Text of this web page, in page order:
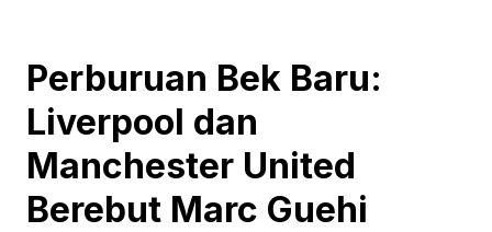
Perburuan Bek Baru:
Liverpool dan
Manchester United
Berebut Marc Guehi